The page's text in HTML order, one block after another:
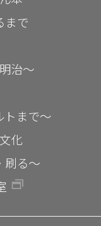
まで
治～
トまで～
化
刷る～